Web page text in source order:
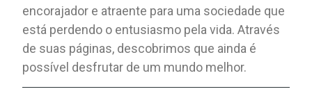
encorajador e atraente para uma sociedade que
está perdendo o entusiasmo pela vida. Através
de suas páginas, descobrimos que ainda é
possível desfrutar de um mundo melhor.